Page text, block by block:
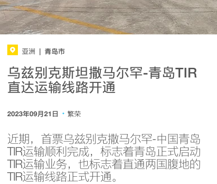
亚洲 青岛市
乌兹别克斯坦撒马尔罕-青岛TIR
直达运输线路开通
2023年09月21日 · 繁荣
近期，首票乌兹别克撒马尔罕-中国青岛
TIR运输顺利完成，标志着青岛正式启动
TIR运输业务，也标志着直通两国腹地的
TIR运输线路正式开通。